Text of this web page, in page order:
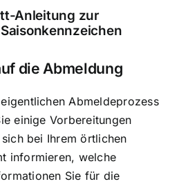
Anleitung zur
die Abmeldung
Abmeldeprozess
einige Vorbereitungen
bei Ihrem örtlichen
informieren, welche
Sie für die